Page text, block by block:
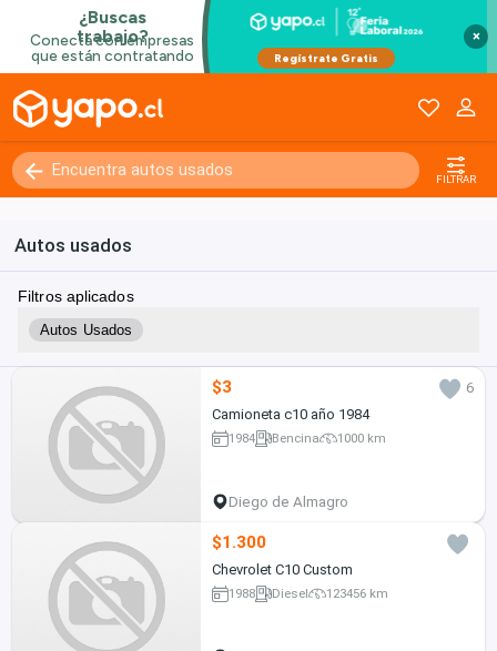
×
FILTRAR
Autos usados
Filtros aplicados
Autos Usados
$3
6
Camioneta c10 año 1984
1984 Bencina 1000 km
Diego de Almagro
$1.300
Chevrolet C10 Custom
1988 Diesel 123456 km